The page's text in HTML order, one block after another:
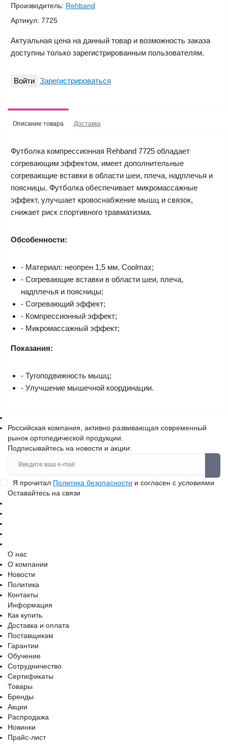
Производитель: Rehband
Артикул: 7725
Актуальная цена на данный товар и возможность заказа
доступны только зарегистрированным пользователям.
Войти Зарегистрироваться
Описание товара Доставка
Футболка компрессионная Rehband 7725 обладает
согревающим эффектом, имеет дополнительные
согревающие вставки в области шеи, плеча, надплечья и
поясницы. Футболка обеспечивает микромассажные
эффект, улучшает кровоснабжение мышц и связок,
снижает риск спортивного травматизма.
Обсобенности:
- Материал: неопрен 1,5 мм, Coolmax;
- Согревающие вставки в области шеи, плеча,
надплечья и поясницы;
- Согревающий эффект;
- Компрессионный эффект;
- Микромассажный эффект;
Показания:
- Тугоподвижность мышц;
- Улучшение мышечной координации.
Российская компания, активно развивающая современный
рынок ортопедической продукции.
Подписывайтесь на новости и акции:
Я прочитал Политика безопасности и согласен с условиями
Оставайтесь на связи
О нас
О компании
Новости
Политика
Контакты
Информация
Как купить
Доставка и оплата
Поставщикам
Гарантии
Обучение
Сотрудничество
Сертификаты
Товары
Бренды
Акции
Распродажа
Новинки
Прайс-лист